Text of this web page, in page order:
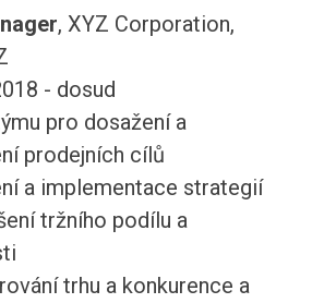
, XYZ Corporation,
- dosud
pro dosažení a
prodejních cílů
a implementace strategií
tržního podílu a
trhu a konkurence a